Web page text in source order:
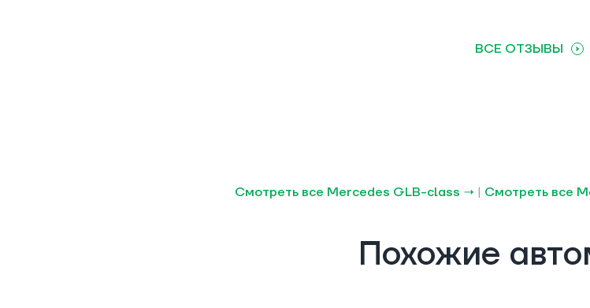
ВСЕ ОТЗЫВЫ
Смотреть все Mercedes GLB-class → | Смотреть все
Похожие